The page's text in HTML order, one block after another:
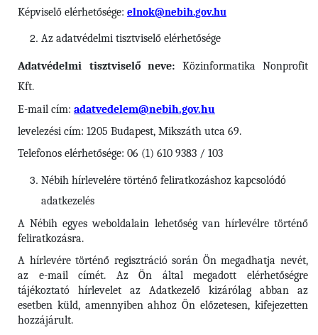
Képviselő elérhetősége: elnok@nebih.gov.hu
Az adatvédelmi tisztviselő elérhetősége
Adatvédelmi tisztviselő neve: Közinformatika Nonprofit
Kft.
E-mail cím: adatvedelem@nebih.gov.hu
levelezési cím: 1205 Budapest, Mikszáth utca 69.
Telefonos elérhetősége: 06 (1) 610 9383 / 103
Nébih hírlevelére történő feliratkozáshoz kapcsolódó
adatkezelés
A Nébih egyes weboldalain lehetőség van hírlevélre történő
feliratkozásra.
A hírlevére történő regisztráció során Ön megadhatja nevét,
az e-mail címét. Az Ön által megadott elérhetőségre
tájékoztató hírlevelet az Adatkezelő kizárólag abban az
esetben küld, amennyiben ahhoz Ön előzetesen, kifejezetten
hozzájárult.